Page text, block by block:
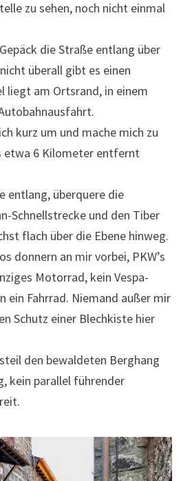
zu sehen, noch nicht einmal
die Straße entlang über
überall gibt es einen
liegt am Ortsrand, in einem
kurz um und mache mich zu
etwa 6 Kilometer entfernt
entlang, überquere die
Schnellstrecke und den Tiber
flach über die Ebene hinweg.
donnern an mir vorbei, PKW’s
Motorrad, kein Vespa-
ein Fahrrad. Niemand außer mir
Schutz einer Blechkiste hier
den bewaldeten Berghang
kein parallel führender